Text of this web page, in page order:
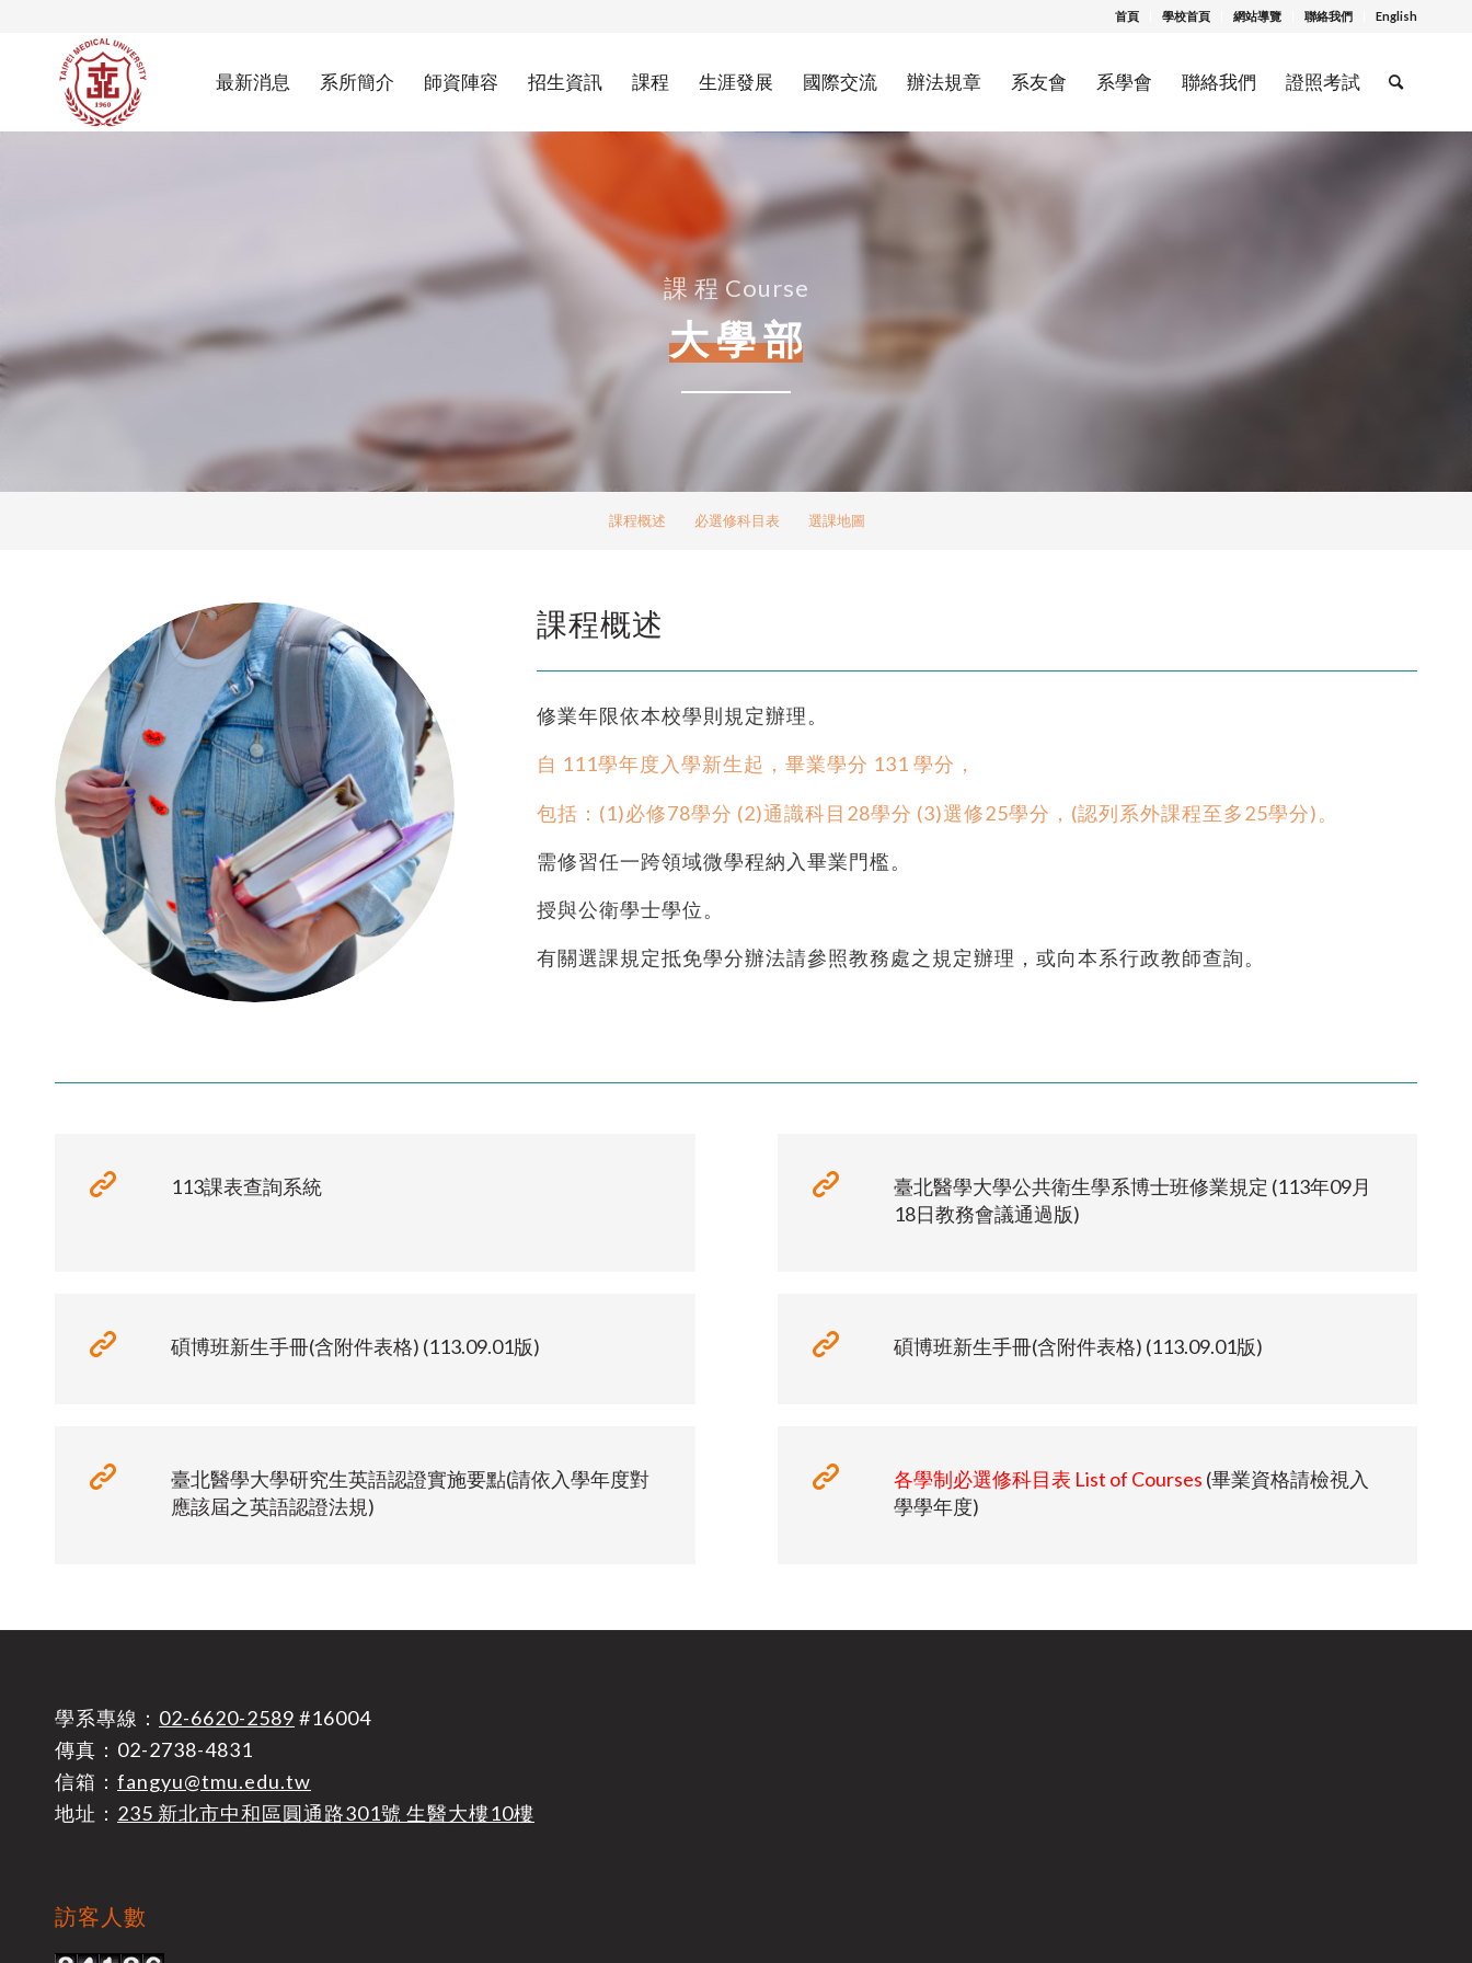
首頁 學校首頁 網站導覽 聯絡我們 English
最新消息 系所簡介 師資陣容 招生資訊 課程 生涯發展 國際交流 辦法規章 系友會 系學會 聯絡我們 證照考試
課 程 Course
大 學 部
課程概述 必選修科目表 選課地圖
課程概述
修業年限依本校學則規定辦理。
自 111學年度入學新生起，畢業學分 131 學分，
包括：(1)必修78學分 (2)通識科目28學分 (3)選修25學分，(認列系外課程至多25學分)。
需修習任一跨領域微學程納入畢業門檻。
授與公衛學士學位。
有關選課規定抵免學分辦法請參照教務處之規定辦理，或向本系行政教師查詢。
113課表查詢系統
臺北醫學大學公共衛生學系博士班修業規定 (113年09月
18日教務會議通過版)
碩博班新生手冊(含附件表格) (113.09.01版) 碩博班新生手冊(含附件表格) (113.09.01版)
臺北醫學大學研究生英語認證實施要點(請依入學年度對
應該屆之英語認證法規)
各學制必選修科目表 List of Courses (畢業資格請檢視入
學學年度)
學系專線： 02-6620-2589 #16004
傳真：02-2738-4831
信箱： fangyu@tmu.edu.tw
地址： 235 新北市中和區圓通路301號 生醫大樓10樓
訪客人數